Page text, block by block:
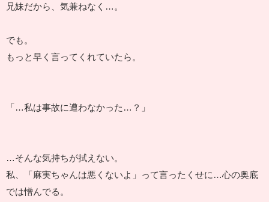
兄妹だから、気兼ねなく…。
でも。
もっと早く言ってくれていたら。
「…私は事故に遭わなかった…？」
…そんな気持ちが拭えない。
私、「麻実ちゃんは悪くないよ」って言ったくせに…心の奥底
では憎んでる。